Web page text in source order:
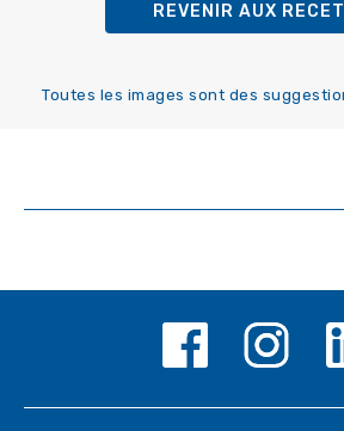
REVENIR AUX
Toutes les images sont des